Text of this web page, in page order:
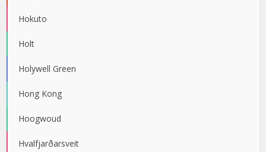
Hokuto
Holt
Holywell Green
Hong Kong
Hoogwoud
Hvalfjarðarsveit